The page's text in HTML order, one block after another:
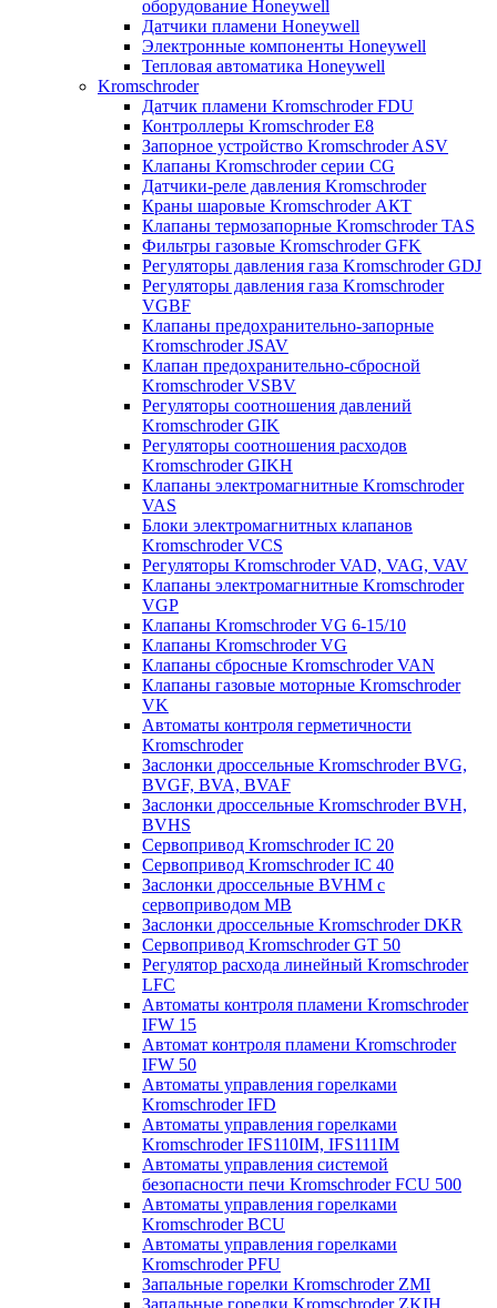
оборудование Honeywell
Датчики пламени Honeywell
Электронные компоненты Honeywell
Тепловая автоматика Honeywell
Kromschroder
Датчик пламени Kromschroder FDU
Контроллеры Kromschroder E8
Запорное устройство Kromschroder ASV
Клапаны Kromschroder серии CG
Датчики-реле давления Kromschroder
Краны шаровые Kromschroder АКТ
Клапаны термозапорные Kromschroder TAS
Фильтры газовые Kromschroder GFK
Регуляторы давления газа Kromschroder GDJ
Регуляторы давления газа Kromschroder
VGBF
Клапаны предохранительно-запорные
Kromschroder JSAV
Клапан предохранительно-сбросной
Kromschroder VSBV
Регуляторы соотношения давлений
Kromschroder GIK
Регуляторы соотношения расходов
Kromschroder GIKH
Клапаны электромагнитные Kromschroder
VAS
Блоки электромагнитных клапанов
Kromschroder VCS
Регуляторы Kromschroder VAD, VAG, VAV
Клапаны электромагнитные Kromschroder
VGP
Клапаны Kromschroder VG 6-15/10
Клапаны Kromschroder VG
Клапаны сбросные Kromschroder VAN
Клапаны газовые моторные Kromschroder
VK
Автоматы контроля герметичности
Kromschroder
Заслонки дроссельные Kromschroder BVG,
BVGF, BVA, BVAF
Заслонки дроссельные Kromschroder BVH,
BVHS
Сервопривод Kromschroder IC 20
Сервопривод Kromschroder IC 40
Заслонки дроссельные BVHM с
сервоприводом МВ
Заслонки дроссельные Kromschroder DKR
Cервопривод Kromschroder GT 50
Регулятор расхода линейный Kromschroder
LFC
Автоматы контроля пламени Kromschroder
IFW 15
Автомат контроля пламени Kromschroder
IFW 50
Автоматы управления горелками
Kromschroder IFD
Автоматы управления горелками
Kromschroder IFS110IM, IFS111IM
Автоматы управления системой
безопасности печи Kromschroder FCU 500
Автоматы управления горелками
Kromschroder BCU
Автоматы управления горелками
Kromschroder PFU
Запальные горелки Kromschroder ZМI
Запальные горелки Kromschroder ZKIH